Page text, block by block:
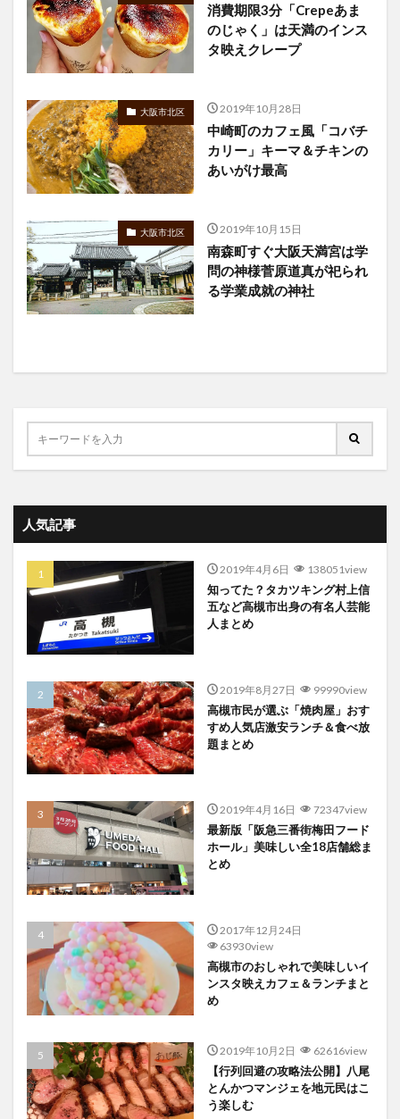
消費期限3分「Crepeあま
のじゃく」は天満のインス
タ映えクレープ
大阪市北区 2019年10月28日
中崎町のカフェ風「コバチ
カリー」キーマ＆チキンの
あいがけ最高
大阪市北区 2019年10月15日
南森町すぐ大阪天満宮は学
問の神様菅原道真が祀られ
る学業成就の神社
人気記事
2019年4月6日 138051view
知ってた？タカツキング村上信
五など高槻市出身の有名人芸能
人まとめ
2019年8月27日 99990view
高槻市民が選ぶ「焼肉屋」おす
すめ人気店激安ランチ＆食べ放
題まとめ
2019年4月16日 72347view
最新版「阪急三番街梅田フード
ホール」美味しい全18店舗総ま
とめ
2017年12月24日
63930view
高槻市のおしゃれで美味しいイ
ンスタ映えカフェ＆ランチまと
め
2019年10月2日 62616view
【行列回避の攻略法公開】八尾
とんかつマンジェを地元民はこ
う楽しむ